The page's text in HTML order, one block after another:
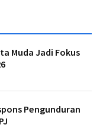
Muda Jadi Fokus
Pengunduran